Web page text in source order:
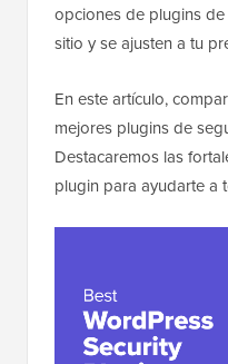
opciones de plugins
sitio y se ajusten a tu
En este artículo,
mejores plugins de
Destacaremos las
plugin para ayudarte a